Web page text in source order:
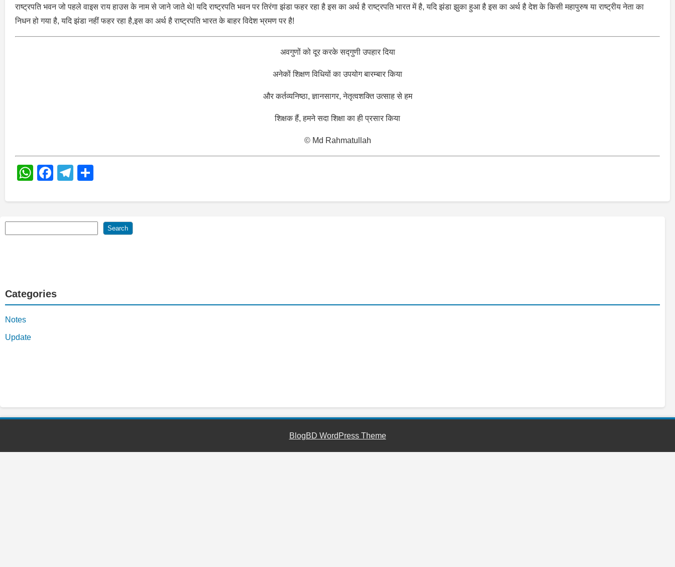
राष्ट्रपति भवन जो पहले वाइस राय हाउस के नाम से जाने जाते थे! यदि राष्ट्रपति भवन पर तिरंगा झंडा फहर रहा है इस का अर्थ है राष्ट्रपति भारत में है, यदि झंडा झुका हुआ है इस का अर्थ है देश के किसी महापुरुष या राष्ट्रीय नेता का
निधन हो गया है, यदि झंडा नहीं फहर रहा है,इस का अर्थ है राष्ट्रपति भारत के बाहर विदेश भ्रमण पर है!
अवगुणों को दूर करके सद्गुणी उपहार दिया
अनेकों शिक्षण विधियों का उपयोग बारम्बार किया
और कर्तव्यनिष्ठा, ज्ञानसागर, नेतृत्वशक्ति उत्साह से हम
शिक्षक हैं, हमने सदा शिक्षा का ही प्रसार किया
© Md Rahmatullah
WhatsApp
Facebook
Telegram
Search
Categories
Notes
Update
BlogBD WordPress Theme